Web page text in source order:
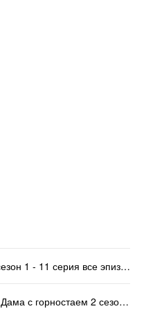
11 серия все эпизоды онлайн
2 сезон 7 серия все эпизоды онлайн